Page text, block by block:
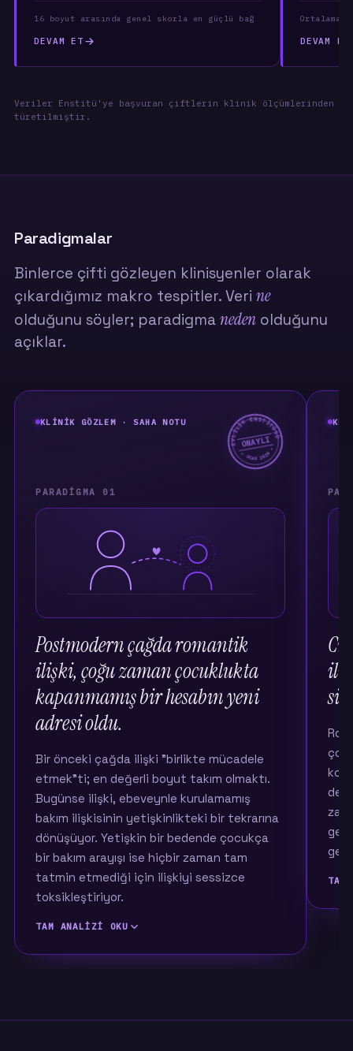
16 boyut arasında genel skorla en güçlü bağ
DEVAM ET
Ortalama
DEVAM ET
Veriler Enstitü'ye başvuran çiftlerin klinik ölçümlerinden
türetilmiştir.
Paradigmalar
Binlerce çifti gözleyen klinisyenler olarak
çıkardığımız makro tespitler. Veri ne
olduğunu söyler; paradigma neden olduğunu
açıklar.
KLINIK GÖZLEM · SAHA NOTU EVLİLİK ENSTİTÜSÜ
★ OCAK 2026 ★
ONAYLI
PARADIGMA 01
Postmodern çağda romantik
ilişki, çoğu zaman çocuklukta
kapanmamış bir hesabın yeni
adresi oldu.
Bir önceki çağda ilişki "birlikte mücadele
etmek"ti; en değerli boyut takım olmaktı.
Bugünse ilişki, ebeveynle kurulamamış
bakım ilişkisinin yetişkinlikteki bir tekrarına
dönüşüyor. Yetişkin bir bedende çocukça
bir bakım arayışı ise hiçbir zaman tam
tatmin etmediği için ilişkiyi sessizce
toksikleştiriyor.
TAM ANALIZI OKU
hayatı bölüşmek, ayakta kalmak. Ölçtüğümüz